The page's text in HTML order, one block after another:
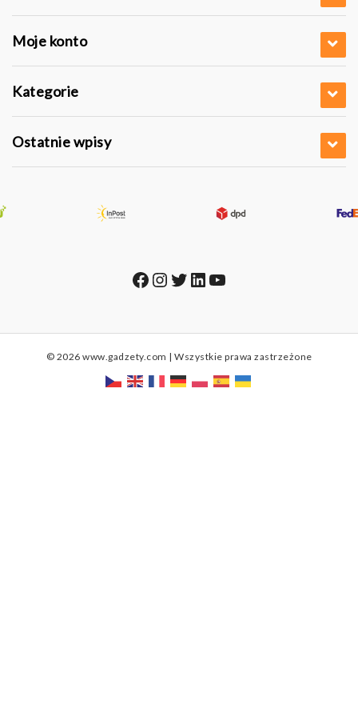
Moje konto
Kategorie
Ostatnie wpisy
Facebook
Instagram
Twitter
LinkedIn
YouTube
© 2026 www.gadzety.com | Wszystkie prawa zastrzeżone